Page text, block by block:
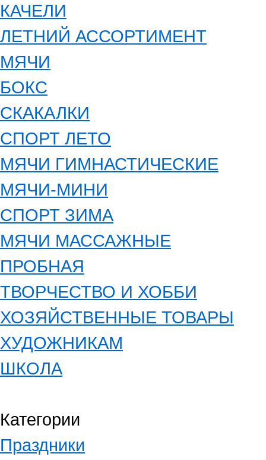
КАЧЕЛИ
ЛЕТНИЙ АССОРТИМЕНТ
МЯЧИ
БОКС
СКАКАЛКИ
СПОРТ ЛЕТО
МЯЧИ ГИМНАСТИЧЕСКИЕ
МЯЧИ-МИНИ
СПОРТ ЗИМА
МЯЧИ МАССАЖНЫЕ
ПРОБНАЯ
ТВОРЧЕСТВО И ХОББИ
ХОЗЯЙСТВЕННЫЕ ТОВАРЫ
ХУДОЖНИКАМ
ШКОЛА
Категории
Праздники